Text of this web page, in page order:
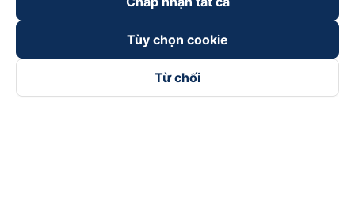
Tùy chọn cookie
Từ chối